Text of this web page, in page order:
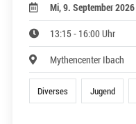
Mi, 9. September 2026
13:15 - 16:00 Uhr
Mythencenter Ibach
Diverses Jugend